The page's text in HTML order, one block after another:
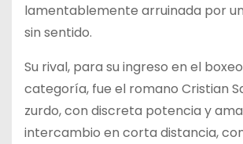
lamentablemente arruinada por
sin sentido.
Su rival, para su ingreso en el
categoría, fue el romano Cristian
zurdo, con discreta potencia y
intercambio en corta distancia,